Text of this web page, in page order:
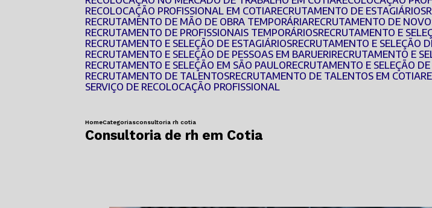
RECOLOCAÇÃO PROFISSIONAL EM COTIA RECRUTAMENTO DE ESTAGIÁRIOS
RECRUTAMENTO DE MÃO DE OBRA TEMPORÁRIA RECRUTAMENTO DE
RECRUTAMENTO DE PROFISSIONAIS TEMPORÁRIOS RECRUTAMENTO E
RECRUTAMENTO E SELEÇÃO DE ESTAGIÁRIOS RECRUTAMENTO E SELEÇÃO
RECRUTAMENTO E SELEÇÃO DE PESSOAS EM BARUERI RECRUTAMENTO E
RECRUTAMENTO E SELEÇÃO EM SÃO PAULO RECRUTAMENTO E SELEÇÃO
RECRUTAMENTO DE TALENTOS RECRUTAMENTO DE TALENTOS EM COTIA
SERVIÇO DE RECOLOCAÇÃO PROFISSIONAL
HomeCategoriasconsultoria rh cotia
Consultoria de rh em Cotia